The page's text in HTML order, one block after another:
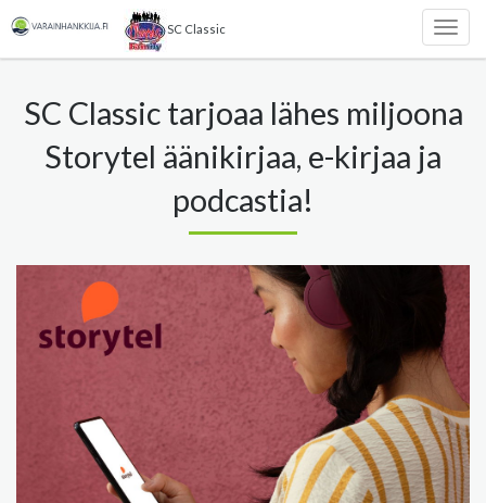
SC Classic
SC Classic tarjoaa lähes miljoona
Storytel äänikirjaa, e-kirjaa ja
podcastia!